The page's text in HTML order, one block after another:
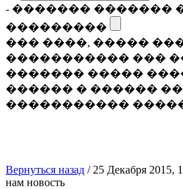
- ������� �������
���������
��� ����, �����
����������� ���
������� �����
������ � ������
�����������
Вернуться назад / 25 Декабря 2015,
нам новость